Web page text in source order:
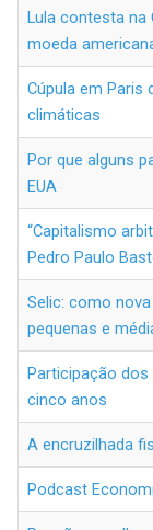
Lula contesta na
moeda
Cúpula em Paris
climáticas
Por que alguns
EUA
“Capitalismo
Pedro Paulo
Selic: como
pequenas e
Participação dos
cinco anos
A encruzilhada
Podcast